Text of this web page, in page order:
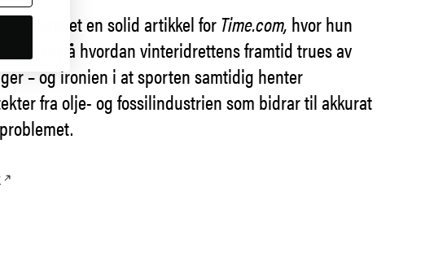
skrevet en solid artikkel forTime.com, hvor hun
blikk på hvordan vinteridrettens framtid trues av
– og ironien i at sporten samtidig henter
fra olje- og fossilindustrien som bidrar til akkurat